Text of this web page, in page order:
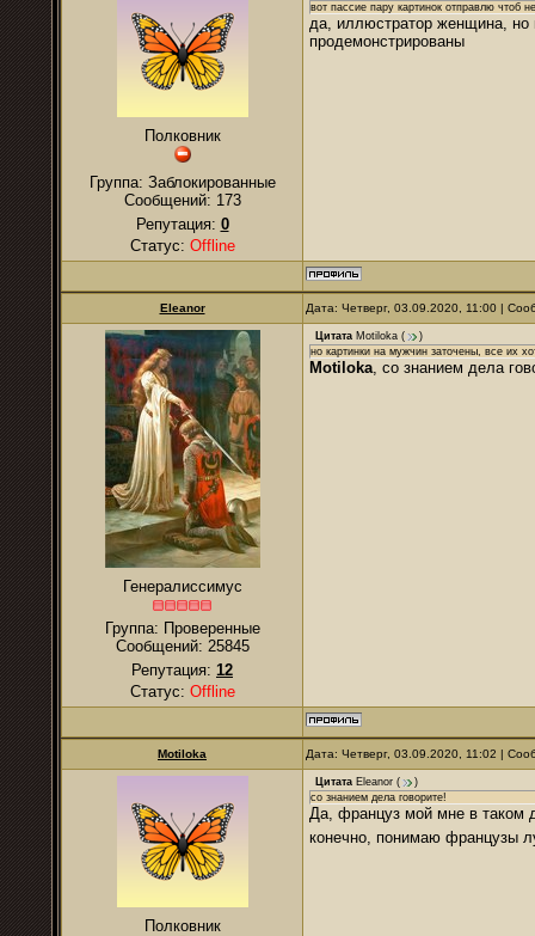
Полковник
Группа: Заблокированные
Сообщений: 173
Репутация: 0
Статус: Offline
вот пассие пару картинок отправлю чтоб
да, иллюстратор женщина, но
продемонстрированы
Eleanor Дата: Четверг, 03.09.2020, 11:00 |
Генералиссимус
Группа: Проверенные
Сообщений: 25845
Репутация: 12
Статус: Offline
Цитата Motiloka (
)
но картинки на мужчин заточены, все их
Motiloka, со знанием дела
Motiloka Дата: Четверг, 03.09.2020, 11:02 |
Полковник
Цитата Eleanor (
)
со знанием дела говорите!
Да, француз мой мне в таком
конечно, понимаю французы